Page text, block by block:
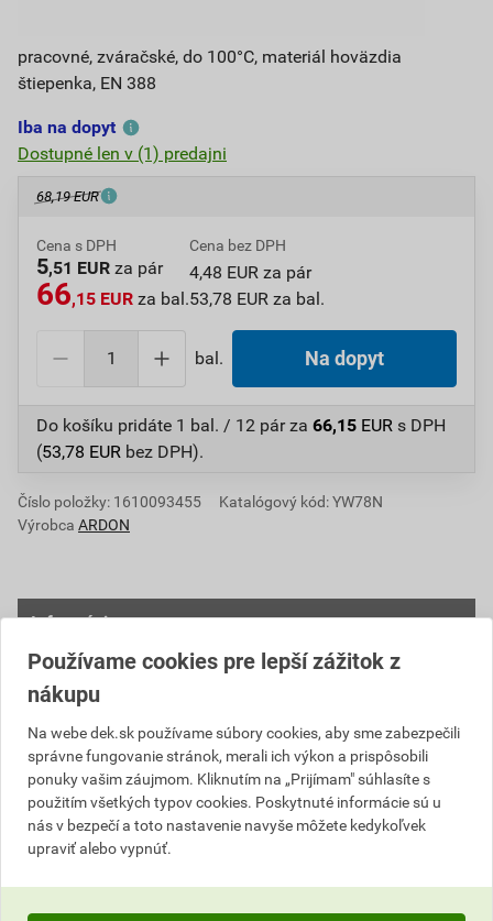
pracovné, zváračské, do 100°C, materiál hoväzdia
štiepenka, EN 388
Iba na dopyt
Dostupné len v (1) predajni
68,19 EUR
Cena s DPH
5,51 EUR za pár
66,15 EUR za bal.
Cena bez DPH
4,48 EUR za pár
53,78 EUR za bal.
bal. Na dopyt
Do košíku pridáte 1 bal. / 12 párza 66,15 EUR s DPH
(53,78 EUR bez DPH).
Číslo položky: 1610093455
Katalógový kód: YW78N
Výrobca ARDON
Informácie o cene
Aktuálna predajná cena po zľave 3% z cenníkovej ceny
53,78 EUR
bez DPH za bal. s DPH za bal.
Najnižšia predajná cena v období 30 dní pred
poskytnutím zľavy
53,78 EUR
Používame cookies pre lepší zážitok z
nákupu
Na webe dek.sk používame súbory cookies, aby sme zabezpečili
správne fungovanie stránok, merali ich výkon a prispôsobili
ponuky vašim záujmom. Kliknutím na „Prijímam" súhlasíte s
použitím všetkých typov cookies. Poskytnuté informácie sú u
nás v bezpečí a toto nastavenie navyše môžete kedykoľvek
upraviť alebo vypnúť.